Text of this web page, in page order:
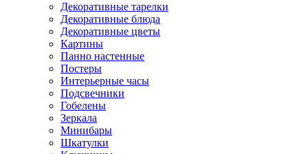
Декоративные тарелки
Декоративные блюда
Декоративные цветы
Картины
Панно настенные
Постеры
Интерьерные часы
Подсвечники
Гобелены
Зеркала
Минибары
Шкатулки